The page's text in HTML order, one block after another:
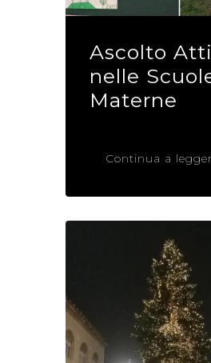
Ascolto
nelle
Materne
Continua a